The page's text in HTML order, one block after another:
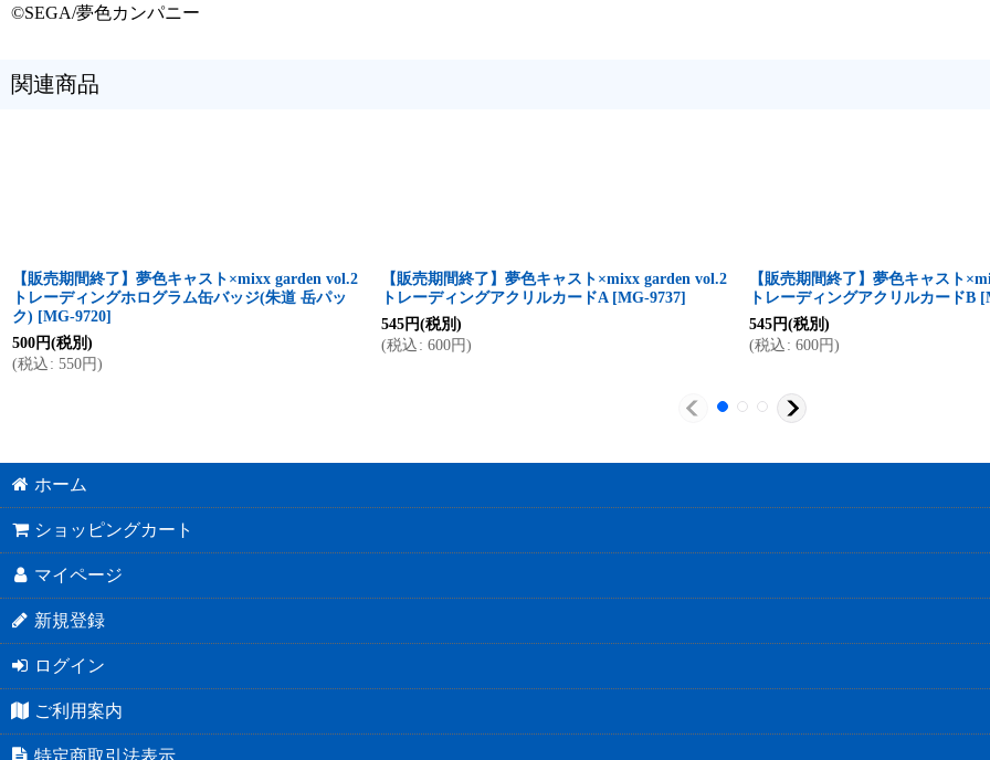
©SEGA/夢色カンパニー
関連商品
【販売期間終了】夢色キャスト×mixx garden vol.2
トレーディングホログラム缶バッジ(朱道 岳パッ
ク) [MG-9720]
500 円(税別)
(税込 : 550円)
【販売期間終了】夢色キャスト×mixx garden vol.2
トレーディングアクリルカードA [MG-9737]
545円(税別)
(税込 : 600円)
【販売期間終了】夢色キャスト
トレーディングアクリルカードB [
545 円(税別)
(税込 : 600円)
ホーム
ショッピングカート
マイページ
新規登録
ログイン
ご利用案内